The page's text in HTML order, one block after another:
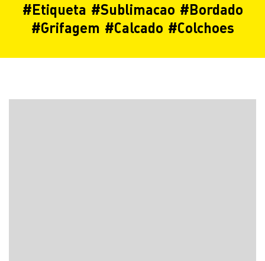
#Etiqueta #Sublimacao #Bordado
#Grifagem #Calcado #Colchoes